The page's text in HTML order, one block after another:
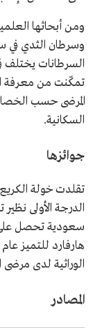
ومن أبحاثها
وسرطان الثدي في
السرطانات يختلف
تمكّنت من معرفة
المرضى حسب
السكانية.
جوائزها
الدرجة الأولى
سعودية تحصل
الوراثية لدى
المصادر